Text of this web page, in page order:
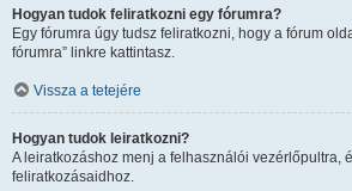
Hogyan tudok feliratkozni egy fórumra?
Egy fórumra úgy tudsz feliratkozni, hogy a fórum
fórumra” linkre kattintasz.
Vissza a tetejére
Hogyan tudok leiratkozni?
A leiratkozáshoz menj a felhasználói vezérlőpultra,
feliratkozásaidhoz.